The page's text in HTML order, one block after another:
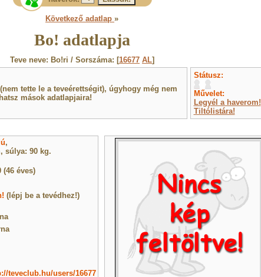
Következő adatlap »
Bo! adatlapja
Teve neve: Bo!ri / Sorszáma: [16677 AL]
tette le a teveérettségit), úgyhogy még nem
mások adatlapjaira!
Státusz:
Művelet:
Legyél a haverom!
Tiltólistára!
,
súlya: 90 kg.
(46 éves)
(lépj be a tevédhez!)
teveclub.hu/users/16677